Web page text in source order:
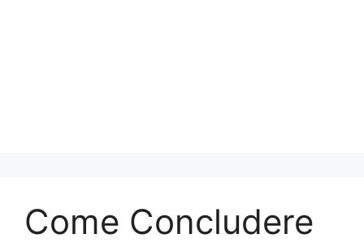
Come Concludere